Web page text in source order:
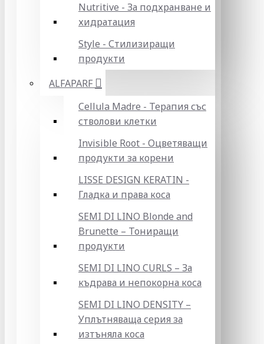
Nutritive - За подхранване и
хидратация
Style - Стилизиращи
продукти
ALFAPARF
Cellula Madre - Терапия със
стволови клетки
Invisible Root - Оцветяващи
продукти за корени
LISSE DESIGN KERATIN -
Гладка и права коса
SEMI DI LINO Blonde and
Brunette – Тониращи
продукти
SEMI DI LINO CURLS – За
къдрава и непокорна коса
SEMI DI LINO DENSITY –
Уплътняваща серия за
изтъняла коса